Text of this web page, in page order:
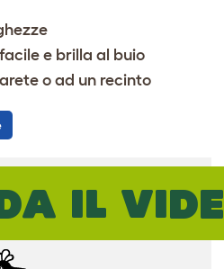
e brilla al buio
o ad un recinto
IL